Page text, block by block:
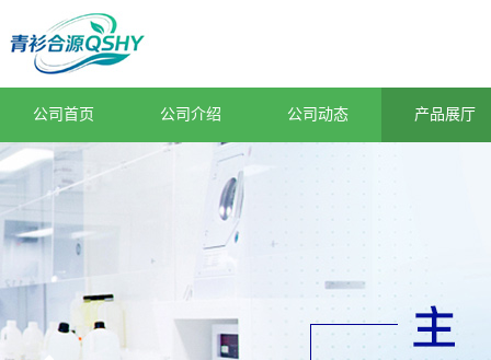
公司首页 公司介绍 公司动态 产品展厅